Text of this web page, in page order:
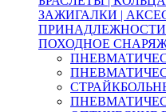
ЗАЖИГАЛКИ |
ПРИНАДЛЕЖНОСТИ
ПОХОДНОЕ